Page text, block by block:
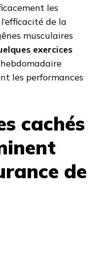
les
de la
musculaires
exercices
les performances
cachés
de